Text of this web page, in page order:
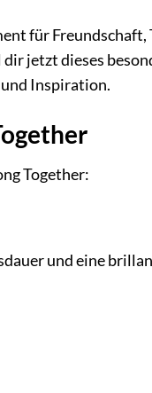
für Freundschaft,
jetzt dieses
Inspiration.
Together:
und eine